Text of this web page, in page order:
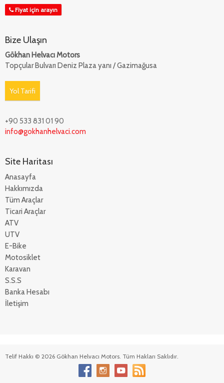
Fiyat için arayın
Bize Ulaşın
Gökhan Helvacı Motors
Topçular Bulvarı Deniz Plaza yanı / Gazimağusa
Yol Tarifi
+90 533 831 01 90
info@gokhanhelvaci.com
Site Haritası
Anasayfa
Hakkımızda
Tüm Araçlar
Ticari Araçlar
ATV
UTV
E-Bike
Motosiklet
Karavan
S.S.S
Banka Hesabı
İletişim
Telif Hakkı © 2026 Gökhan Helvacı Motors. Tüm Hakları Saklıdır.